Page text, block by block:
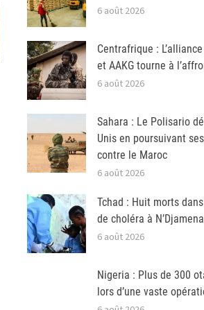
6 août 2026
Centrafrique :
et AAKG tourne à
6 août 2026
Sahara : Le Polisario
Unis en poursuivant
contre le Maroc
6 août 2026
Tchad : Huit morts
de choléra à N’Djamena
6 août 2026
Nigeria : Plus de 300
lors d’une vaste